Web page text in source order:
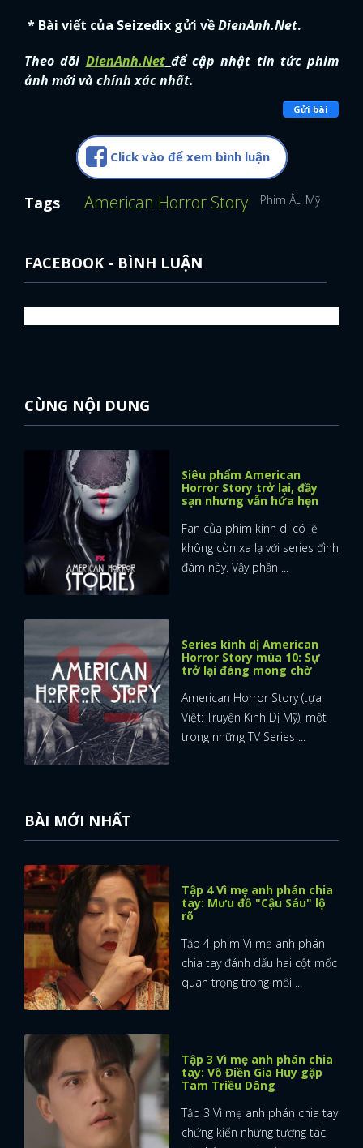
x
ĐĂNG NHẬP
* Bài viết của Seizedix gửi vềDienAnh.Net.
Theo dõi DienAnh.Net để cập nhật tin tức phim
ảnh mới và chính xác nhất.
Gửi bài
Click vào để xem bình luận
Tags American Horror Story Phim Âu Mỹ
FACEBOOK - BÌNH LUẬN
CÙNG NỘI DUNG
Siêu phẩm American
Horror Story trở lại, đầy
sạn nhưng vẫn hứa hẹn
Fan của phim kinh dị có lẽ
không còn xa lạ với series đình
đám này. Vậy phần ...
Series kinh dị American
Horror Story mùa 10: Sự
trở lại đáng mong chờ
American Horror Story (tựa
Việt: Truyện Kinh Dị Mỹ), một
trong những TV Series ...
BÀI MỚI NHẤT
Tập 4 Vì mẹ anh phán chia
tay: Mưu đồ "Cậu Sáu" lộ
rõ
Tập 4 phim Vì mẹ anh phán
chia tay đánh dấu hai cột mốc
quan trọng trong mối ...
Tập 3 Vì mẹ anh phán chia
tay: Võ Điền Gia Huy gặp
Tam Triều Dâng
Tập 3 Vì mẹ anh phán chia tay
chứng kiến những tương tác